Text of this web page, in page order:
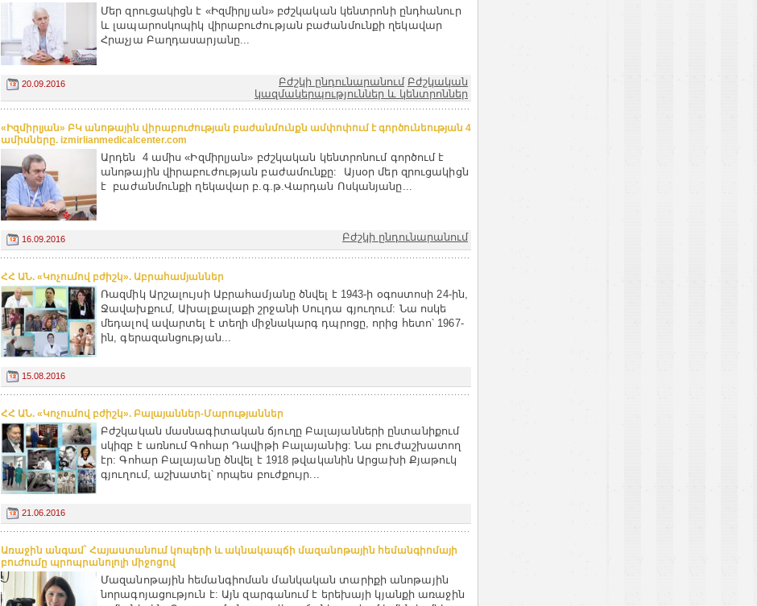
Մեր զրուցակիցն է «Իզմիրլյան» բժշկական կենտրոնի ընդհանուր
և լապարոսկոպիկ վիրաբուժության բաժանմունքի ղեկավար
Հրաչյա Բաղդասարյանը...
20.09.2016 Բժշկի ընդունարանում Բժշկական
կազմակերպություններ և կենտրոններ
«Իզմիրլյան» ԲԿ անոթային վիրաբուժության բաժանմունքն ամփոփում է գործունեության 4
ամիսները. izmirlianmedicalcenter.com
Արդեն 4 ամիս «Իզմիրլյան» բժշկական կենտրոնում գործում է
անոթային վիրաբուժության բաժամունքը: Այսօր մեր զրուցակիցն
է բաժանմունքի ղեկավար բ.գ.թ.Վարդան Ոսկանյանը...
16.09.2016 Բժշկի ընդունարանում
ՀՀ ԱՆ. «Կոչումով բժիշկ». Աբրահամյաններ
Ռազմիկ Արշալույսի Աբրահամյանը ծնվել է 1943-ի օգոստոսի 24-ին,
Ջավախքում, Ախալքալաքի շրջանի Սուլդա գյուղում: Նա ոսկե
մեդալով ավարտել է տեղի միջնակարգ դպրոցը, որից հետո՝ 1967-
ին, գերազանցության...
15.08.2016
ՀՀ ԱՆ. «Կոչումով բժիշկ». Բալայաններ-Մարությաններ
Բժշկական մասնագիտական ճյուղը Բալայանների ընտանիքում
սկիզբ է առնում Գոհար Դավիթի Բալայանից: Նա բուժաշխատող
էր: Գոհար Բալայանը ծնվել է 1918 թվականին Արցախի Քյաթուկ
գյուղում, աշխատել՝ որպես բուժքույր...
21.06.2016
Առաջին անգամ` Հայաստանում կոպերի և ակնակապճի մազանոթային հեմանգիոմայի
բուժումը պրոպրանոլոլի միջոցով
Մազանոթային հեմանգիոման մանկական տարիքի անոթային
նորագոյացություն է: Այն զարգանում է երեխայի կյանքի առաջին